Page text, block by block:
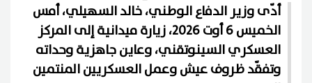
أدّى وزير الدفاع الوطني، خالد السهيلي، أمس
الخميس 6 أوت 2026، زيارة ميدانية إلى المركز
العسكري السينوتقني، وعاين جاهزية وحداته
وتفقّد ظروف عيش وعمل العسكريين المنتمين